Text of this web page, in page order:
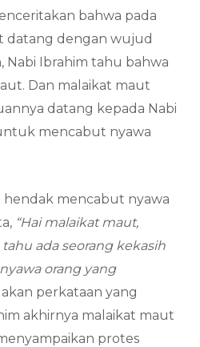
bahwa pada
datang dengan wujud
Nabi Ibrahim tahu bahwa
Dan malaikat maut
datang kepada Nabi
mencabut nyawa
hendak mencabut nyawa
“Hai malaikat maut,
ada seorang kekasih
orang yang
perkataan yang
akhirnya malaikat maut
protes